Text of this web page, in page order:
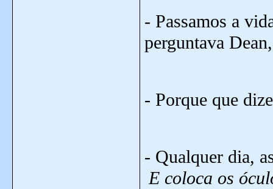
- Passamos a
perguntava
- Porque que
- Qualquer dia,
E coloca os